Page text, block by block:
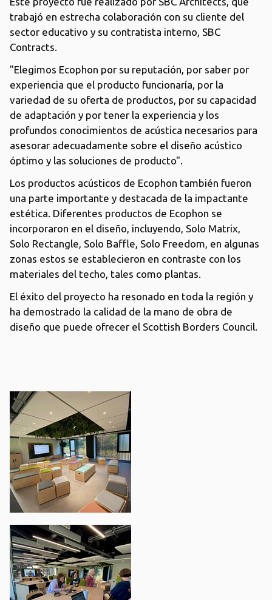
trabajó en estrecha colaboración con su cliente del
sector educativo y su contratista interno, SBC
Contracts.
"Elegimos Ecophon por su reputación, por saber por
experiencia que el producto funcionaría, por la
variedad de su oferta de productos, por su capacidad
de adaptación y por tener la experiencia y los
profundos conocimientos de acústica necesarios para
asesorar adecuadamente sobre el diseño acústico
óptimo y las soluciones de producto".
Los productos acústicos de Ecophon también fueron
una parte importante y destacada de la impactante
estética. Diferentes productos de Ecophon se
incorporaron en el diseño, incluyendo, Solo Matrix,
Solo Rectangle, Solo Baffle, Solo Freedom, en algunas
zonas estos se establecieron en contraste con los
materiales del techo, tales como plantas.
El éxito del proyecto ha resonado en toda la región y
ha demostrado la calidad de la mano de obra de
diseño que puede ofrecer el Scottish Borders Council.